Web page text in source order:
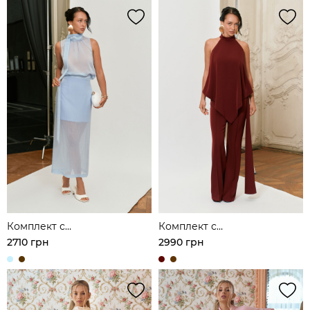
Комплект с
полупрозрачным топом и
юбкой миди
2710 грн
Комплект с
асимметричным топом и
брюками
2990 грн